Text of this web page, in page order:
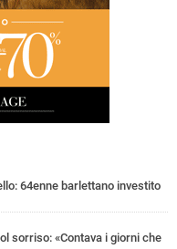
64enne barlettano investito
sorriso: «Contava i giorni che